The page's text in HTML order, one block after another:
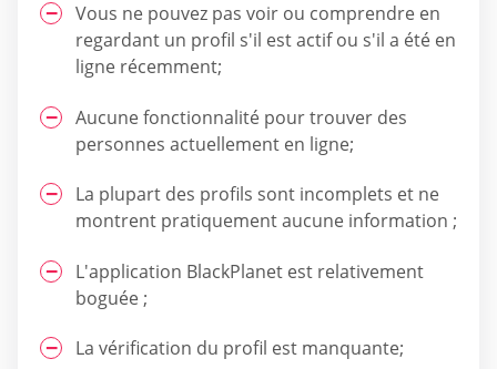
Vous ne pouvez pas voir ou comprendre en
regardant un profil s'il est actif ou s'il a été en
ligne récemment;
Aucune fonctionnalité pour trouver des
personnes actuellement en ligne;
La plupart des profils sont incomplets et ne
montrent pratiquement aucune information ;
L'application BlackPlanet est relativement
boguée ;
La vérification du profil est manquante;